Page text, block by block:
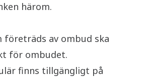
härom.
företräds av ombud ska
för ombudet.
finns tillgängligt på